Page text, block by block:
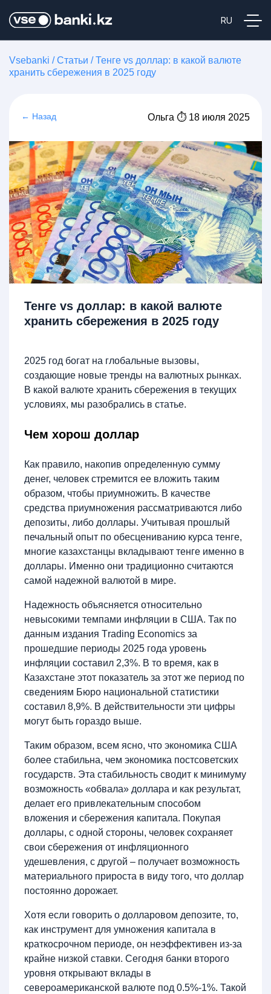
Vsebanki /Статьи /Тенге vs доллар: в какой валюте
хранить сбережения в 2025 году
← Назад Ольга ⏱ 18 июля 2025
Тенге vs доллар: в какой валюте
хранить сбережения в 2025 году
2025 год богат на глобальные вызовы,
создающие новые тренды на валютных рынках.
В какой валюте хранить сбережения в текущих
условиях, мы разобрались в статье.
Чем хорош доллар
Как правило, накопив определенную сумму
денег, человек стремится ее вложить таким
образом, чтобы приумножить. В качестве
средства приумножения рассматриваются либо
депозиты, либо доллары. Учитывая прошлый
печальный опыт по обесцениванию курса тенге,
многие казахстанцы вкладывают тенге именно в
доллары. Именно они традиционно считаются
самой надежной валютой в мире.
Надежность объясняется относительно
невысокими темпами инфляции в США. Так по
данным издания Тrading Еconomics за
прошедшие периоды 2025 года уровень
инфляции составил 2,3%. В то время, как в
Казахстане этот показатель за этот же период по
сведениям Бюро национальной статистики
составил 8,9%. В действительности эти цифры
могут быть гораздо выше.
Таким образом, всем ясно, что экономика США
более стабильна, чем экономика постсоветских
государств. Эта стабильность сводит к минимуму
возможность «обвала» доллара и как результат,
делает его привлекательным способом
вложения и сбережения капитала. Покупая
доллары, с одной стороны, человек сохраняет
свои сбережения от инфляционного
удешевления, с другой – получает возможность
материального прироста в виду того, что доллар
постоянно дорожает.
Хотя если говорить о долларовом депозите, то,
как инструмент для умножения капитала в
краткосрочном периоде, он неэффективен из-за
крайне низкой ставки. Сегодня банки второго
уровня открывают вклады в
североамериканской валюте под 0.5%-1%. Такой